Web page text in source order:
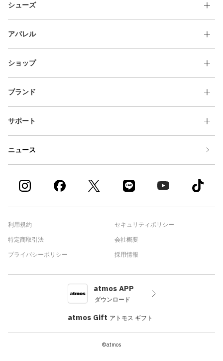
シューズ
アパレル
ショップ
ブランド
サポート
ニュース
利用規約
特定商取引法
プライバシーポリシー
セキュリティポリシー
会社概要
採用情報
atmos APP
ダウンロード
atmos Gift アトモス ギフト
©atmos